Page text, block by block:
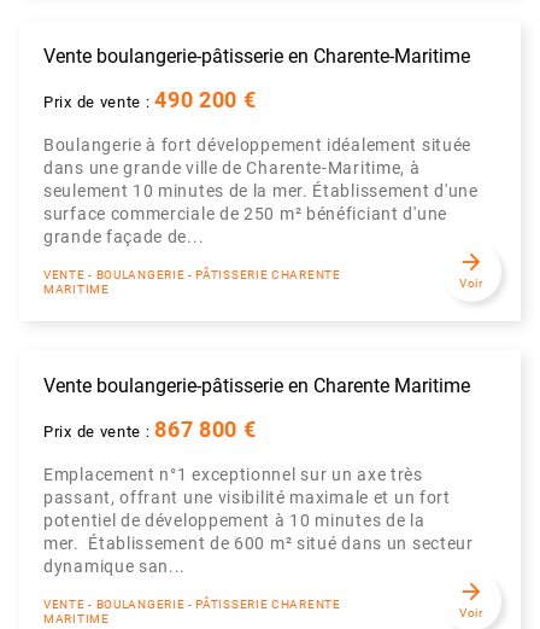
Vente boulangerie-pâtisserie en Charente-Maritime
Prix de vente :490 200 €
Boulangerie à fort développement idéalement située
dans une grande ville de Charente-Maritime, à
seulement 10 minutes de la mer. Établissement d'une
surface commerciale de 250 m² bénéficiant d'une
grande façade de...
VENTE - BOULANGERIE - PÂTISSERIE CHARENTE
MARITIME
arrow_forward
Voir
Vente boulangerie-pâtisserie en Charente Maritime
Prix de vente :867 800 €
Emplacement n°1 exceptionnel sur un axe très
passant, offrant une visibilité maximale et un fort
potentiel de développement à 10 minutes de la
mer. Établissement de 600 m² situé dans un secteur
dynamique san...
VENTE - BOULANGERIE - PÂTISSERIE CHARENTE
MARITIME
arrow_forward
Voir